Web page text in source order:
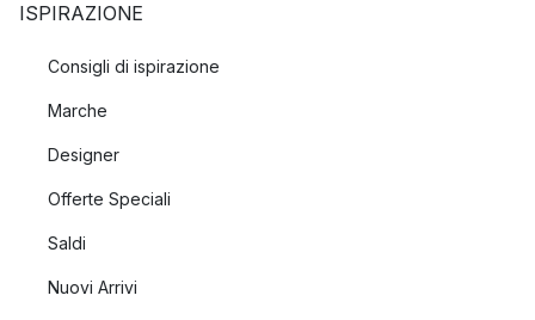
ISPIRAZIONE
Consigli di ispirazione
Marche
Designer
Offerte Speciali
Saldi
Nuovi Arrivi